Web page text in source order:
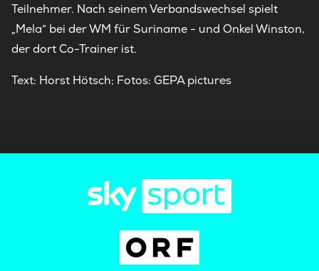
Teilnehmer. Nach seinem Verbandswechsel spielt
„Mela“ bei der WM für Suriname - und Onkel Winston,
der dort Co-Trainer ist.
Text: Horst Hötsch; Fotos: GEPA pictures